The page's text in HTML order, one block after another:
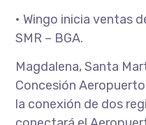
• Wingo inicia ventas
SMR – BGA.
Magdalena, Santa
Concesión
la conexión de dos